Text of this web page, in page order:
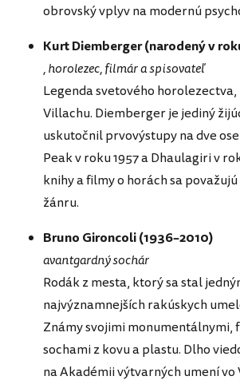
obrovský vplyv na modernú
Kurt Diemberger (narodený v
, horolezec, filmár a spisovateľ
Legenda svetového
Villachu. Diemberger je jediný
uskutočnil prvovýstupy na dve
Peak v roku 1957 a Dhaulagiri v
knihy a filmy o horách sa
žánru.
Bruno Gironcoli (1936–2010)
avantgardný sochár
Rodák z mesta, ktorý sa stal
najvýznamnejších rakúskych
Známy svojimi
sochami z kovu a plastu. Dlho
na Akadémii výtvarných umení vo